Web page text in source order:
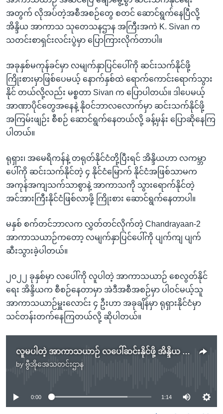
အတွက် လိုအပ်တဲ့အစီအစဉ်တွေ စတင် ဆောင်ရွက်နေပြီလို့
အိန္ဒိယ အာကာသ သုတေသနဌာန အကြီးအကဲ K. Sivan က
သတင်းစာရှင်းလင်းပွဲမှာ ပြောကြားလိုက်တာပါ။
အခုနှစ်မကုန်ခင်မှာ လမျက်နှာပြင်ပေါ်ကို ဆင်းသက်နိုင်ဖို့
ကြိုးစားမှာဖြစ်ပေမယ့် နောက်နှစ်ထဲ ရောက်ကောင်းရောက်သွား
နိုင် တယ်လို့လည်း မစ္စတာ Sivan က ပြောပါတယ်။ ဒါပေမယ့်
အာဏာပိုင်တွေအနေနဲ့ နိုဝင်ဘာလလောက်မှာ ဆင်းသက်နိုင်ဖို့
အကြမ်းဖျဉ်း စီစဉ် ဆောင်ရွက်နေတယ်လို့ ခန့်မှန်း ပြောဆိုနေကြ
ပါတယ်။
ရုရှား၊ အမေရိကန်နဲ့ တရုတ်နိုင်ငံတို့ပြီးရင် အိန္ဒိယဟာ လကမ္ဘာ
ပေါ်ကို ဆင်းသက်နိုင်တဲ့ ၄ နိုင်ငံမြောက် နိုင်ငံအဖြစ်သာမက
အကုန်အကျသက်သာစွာနဲ့ အာကာသကို သွားရောက်နိုင်တဲ့
အင်အားကြီးနိုင်ငံဖြစ်လာဖို့ ကြိုးစား ဆောင်ရွက်နေတာပါ။
မနှစ် စက်တင်ဘာလက လွှတ်တင်လိုက်တဲ့ Chandrayaan-2
အာကာသယာဉ်ကတော့ လမျက်နှာပြင်ပေါ်ကို ပျက်ကျ ပျက်
ဆီးသွားခဲ့ပါတယ်။
၂၀၂၂ ခုနှစ်မှာ လပေါ်ကို လူပါတဲ့ အာကာသယာဉ် စေလွတ်နိုင်
ရေး အိန္ဒိယက စီစဉ်နေတာမှာ အဲဒီအစီအစဉ်မှာ ပါဝင်မယ့်သူ
အာကာသယာဉ်မှူးလောင်း ၄ ဦးဟာ အခုချိန်မှာ ရုရှားနိုင်ငံမှာ
သင်တန်းတက်နေကြတယ်လို့ ဆိုပါတယ်။
လူမပါတဲ့ အာကာသယာဉ် လပေါ်ဆင်းနိုင်ဖို့ အိန္ဒိယ ထပ်ကြိုးစားမယ်
by ဗွီအိုအေသတင်းဌာန
No media source currently available
0:00 1:14